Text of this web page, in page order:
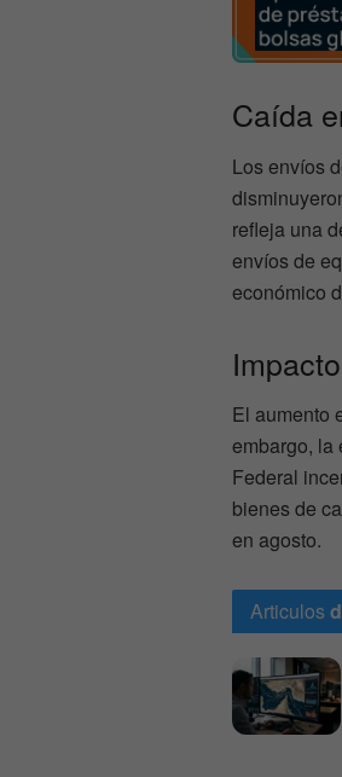
Caída
Los envíos
refleja una
envíos de
económico
El aumento
embargo, la
Federal
bienes de
en agosto.
Articulos